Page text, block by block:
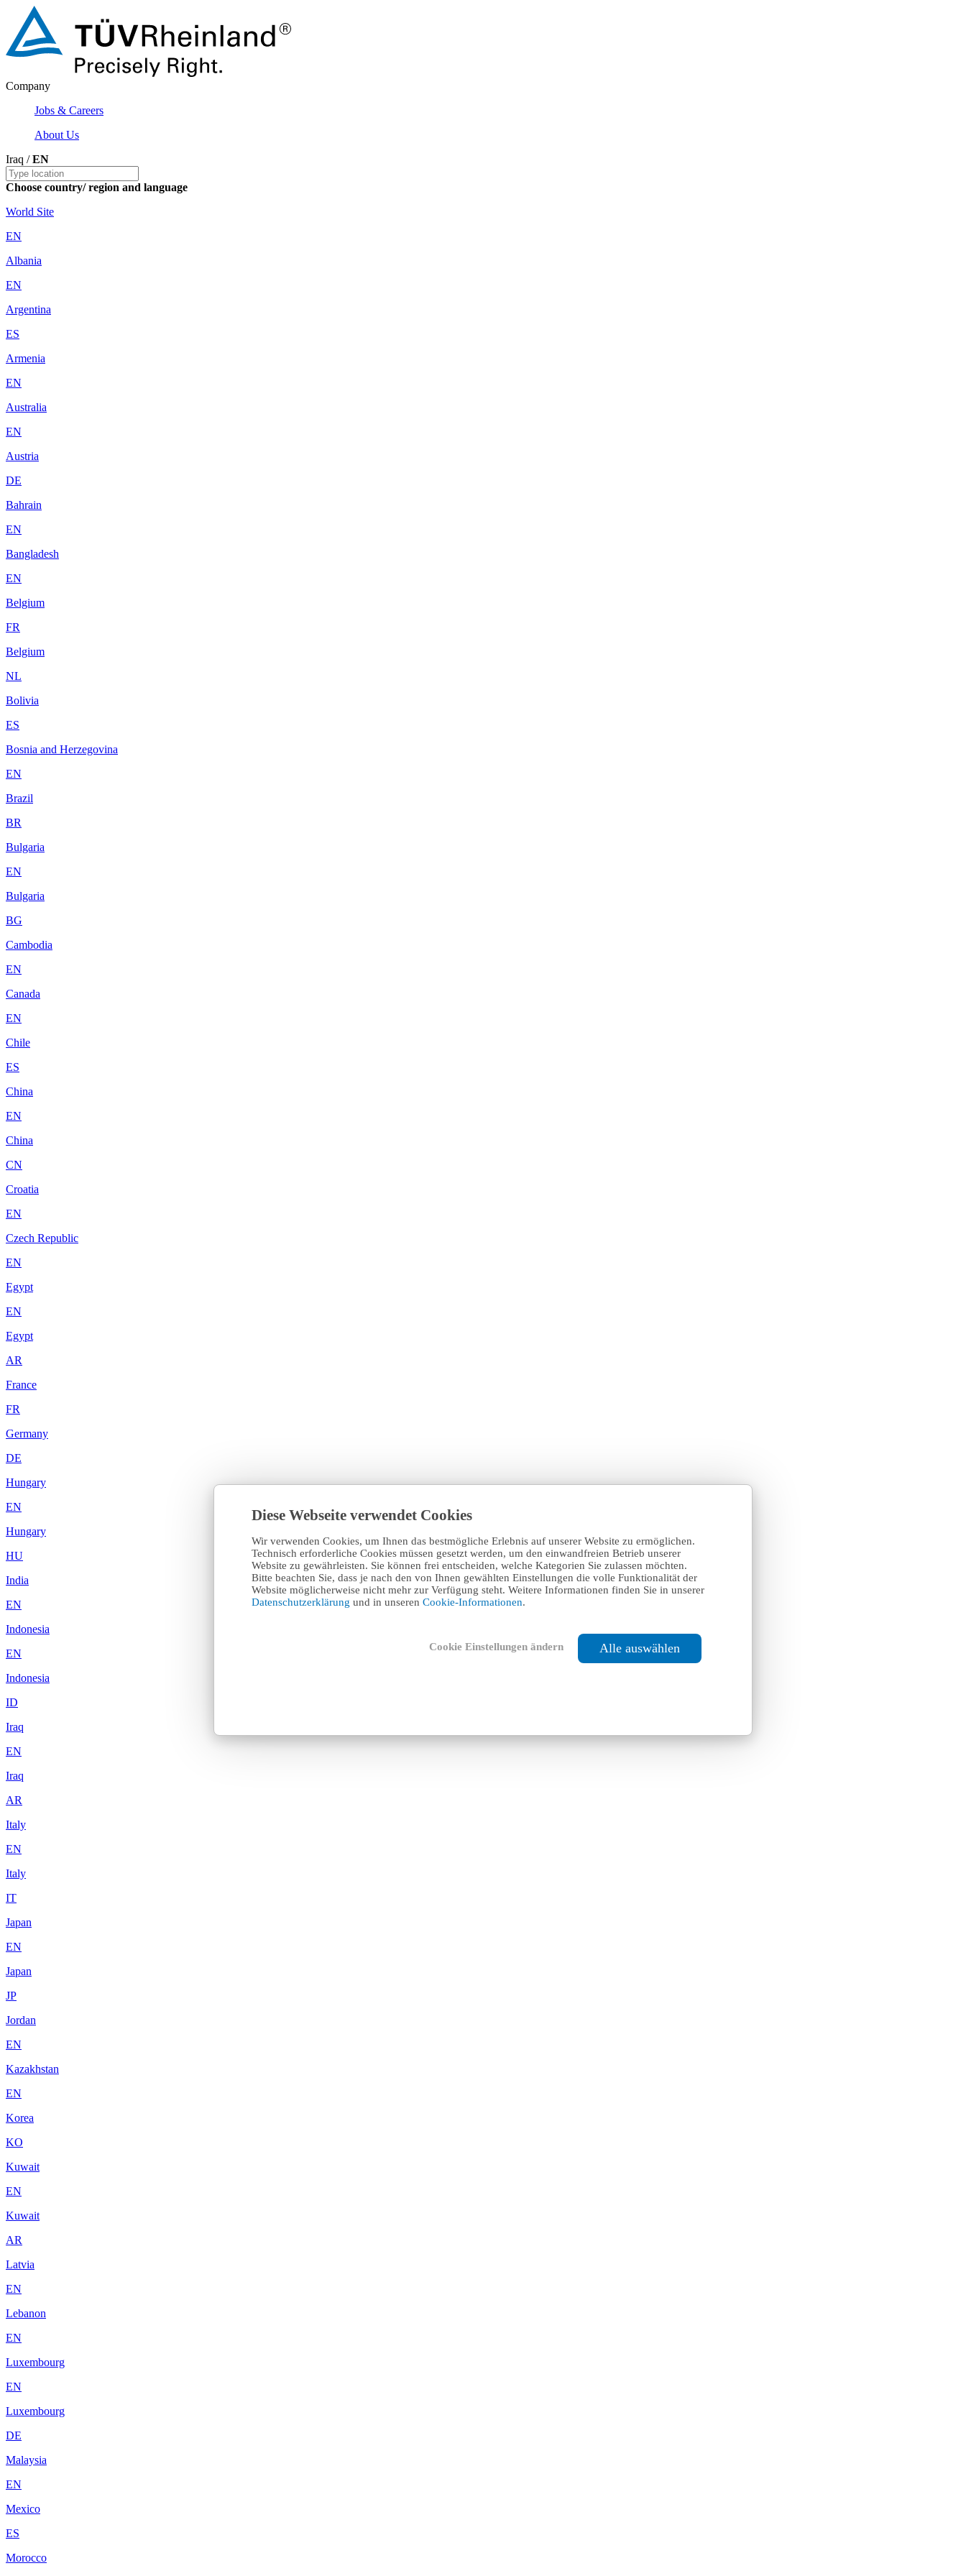
Diese Webseite verwendet Cookies
Wir verwenden Cookies, um Ihnen das bestmögliche Erlebnis auf unserer Website zu ermöglichen.
Technisch erforderliche Cookies müssen gesetzt werden, um den einwandfreien Betrieb unserer
Website zu gewährleisten. Sie können frei entscheiden, welche Kategorien Sie zulassen möchten.
Bitte beachten Sie, dass je nach den von Ihnen gewählten Einstellungen die volle Funktionalität der
Website möglicherweise nicht mehr zur Verfügung steht. Weitere Informationen finden Sie in unserer
Datenschutzerklärung und in unseren Cookie-Informationen.
Cookie Einstellungen ändern Alle auswählen
Company
Jobs & Careers
About Us
Iraq /EN
Choose country/ region and language
World Site
EN
Albania
EN
Argentina
ES
Armenia
EN
Australia
EN
Austria
DE
Bahrain
EN
Bangladesh
EN
Belgium
FR
Belgium
NL
Bolivia
ES
Bosnia and Herzegovina
EN
Brazil
BR
Bulgaria
EN
Bulgaria
BG
Cambodia
EN
Canada
EN
Chile
ES
China
EN
China
CN
Croatia
EN
Czech Republic
EN
Egypt
EN
Egypt
AR
France
FR
Germany
DE
Hungary
EN
Hungary
HU
India
EN
Indonesia
EN
Indonesia
ID
Iraq
EN
Iraq
AR
Italy
EN
Italy
IT
Japan
EN
Japan
JP
Jordan
EN
Kazakhstan
EN
Korea
KO
Kuwait
EN
Kuwait
AR
Latvia
EN
Lebanon
EN
Luxembourg
EN
Luxembourg
DE
Malaysia
EN
Mexico
ES
Morocco